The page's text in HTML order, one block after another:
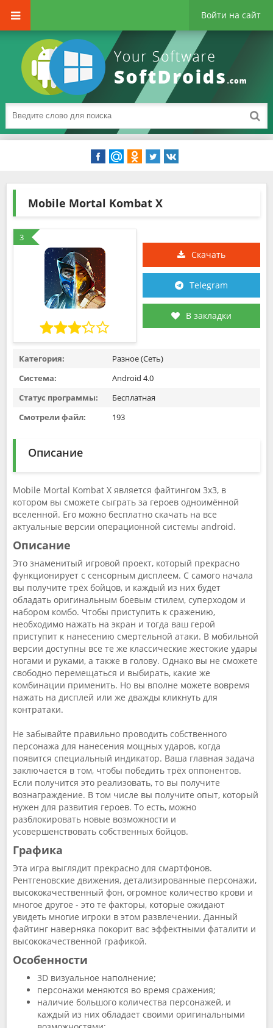
Войти на сайт
Mobile Mortal Kombat X
3
Скачать
Telegram
В закладки
Категория:
Разное (Сеть)
Система:
Android 4.0
Статус программы:
Бесплатная
Смотрели файл:
193
Описание
Mobile Mortal Kombat X является файтингом 3x3, в
котором вы сможете сыграть за героев одноимённой
вселенной. Его можно бесплатно скачать на все
актуальные версии операционной системы android.
Описание
Это знаменитый игровой проект, который прекрасно
функционирует с сенсорным дисплеем. С самого начала
вы получите трёх бойцов, и каждый из них будет
обладать оригинальным боевым стилем, суперходом и
набором комбо. Чтобы приступить к сражению,
необходимо нажать на экран и тогда ваш герой
приступит к нанесению смертельной атаки. В мобильной
версии доступны все те же классические жестокие удары
ногами и руками, а также в голову. Однако вы не сможете
свободно перемещаться и выбирать, какие же
комбинации применить. Но вы вполне можете вовремя
нажать на дисплей или же дважды кликнуть для
контратаки.
Не забывайте правильно проводить собственного
персонажа для нанесения мощных ударов, когда
появится специальный индикатор. Ваша главная задача
заключается в том, чтобы победить трёх оппонентов.
Если получится это реализовать, то вы получите
вознаграждение. В том числе вы получите опыт, который
нужен для развития героев. То есть, можно
разблокировать новые возможности и
усовершенствовать собственных бойцов.
Графика
Эта игра выглядит прекрасно для смартфонов.
Рентгеновские движения, детализированные персонажи,
высококачественный фон, огромное количество крови и
многое другое - это те факторы, которые ожидают
увидеть многие игроки в этом развлечении. Данный
файтинг наверняка покорит вас эффектными фаталити и
высококачественной графикой.
Особенности
3D визуальное наполнение;
персонажи меняются во время сражения;
наличие большого количества персонажей, и
каждый из них обладает своими оригинальными